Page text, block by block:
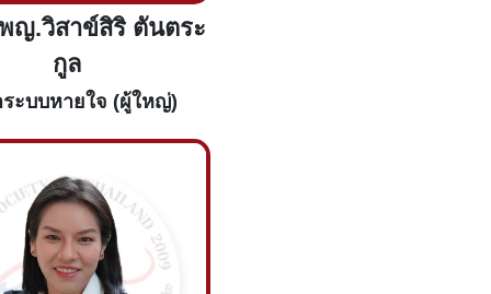
ญ.วิสาข์สิริ ตันตระ
กูล
ะบบหายใจ (ผู้ใหญ่)